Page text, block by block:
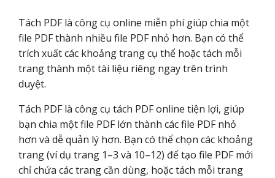
Tách PDF là công cụ online miễn phí giúp chia một
file PDF thành nhiều file PDF nhỏ hơn. Bạn có thể
trích xuất các khoảng trang cụ thể hoặc tách mỗi
trang thành một tài liệu riêng ngay trên trình
duyệt.
Tách PDF là công cụ tách PDF online tiện lợi, giúp
bạn chia một file PDF lớn thành các file PDF nhỏ
hơn và dễ quản lý hơn. Bạn có thể chọn các khoảng
trang (ví dụ trang 1–3 và 10–12) để tạo file PDF mới
chỉ chứa các trang cần dùng, hoặc tách mỗi trang